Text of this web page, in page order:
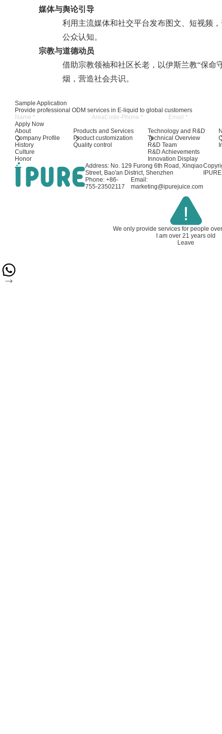
媒体与舆论引导
利用主流媒体和社交平台发布图文、短视频
公众认知。
宗教与道德动员
借助宗教领袖和社区长老，以伊斯兰教“保命
烟，营造社会共识。
Sample Application
Provide professional ODM services in E-liquid to global customers
Apply Now
About
Company Profile
History
Culture
Honor
Products and Services
Product customization
Quality control
Technology and R&D
Technical Overview
R&D Team
R&D Achievements
Innovation Display
Address: No. 129 Furong 6th Road, Xinqiao
Street, Bao'an District, Shenzhen
Phone: +86-
755-23502117
Email:
marketing@ipurejuice.com
We only provide services for people
I am over 21 years old
Leave